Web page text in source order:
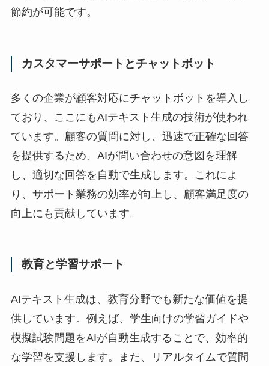
節約が可能です。
カスタマーサポートとチャットボット
多くの企業が顧客対応にチャットボットを導入し
ており、ここにもAIテキスト生成の技術が使われ
ています。顧客の質問に対し、迅速で正確な回答
を提供するため、AIが問い合わせの意図を理解
し、適切な回答を自動で生成します。これによ
り、サポート業務の効率が向上し、顧客満足度の
向上にも貢献しています。
教育と学習サポート
AIテキスト生成は、教育分野でも新たな価値を提
供しています。例えば、学生向けの学習ガイドや
模擬試験問題をAIが自動生成することで、効率的
な学習を支援します。また、リアルタイムで質問